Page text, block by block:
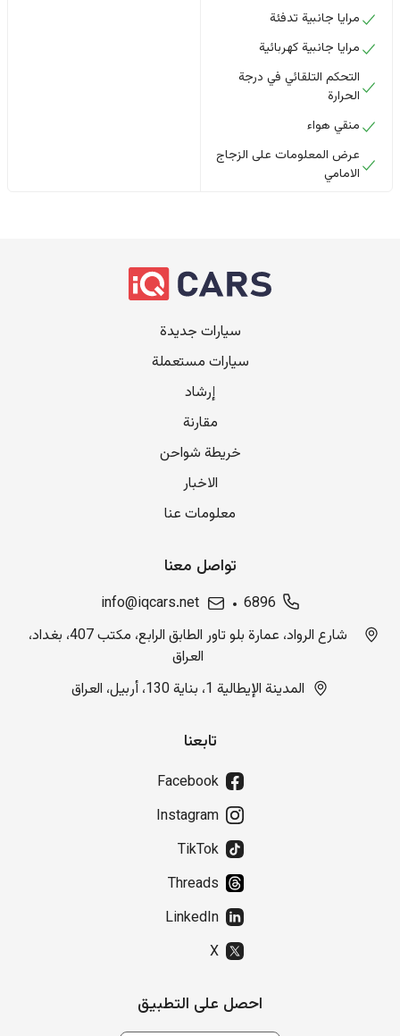
مرايا جانبية تدفئة
مرايا جانبية كهربائية
التحكم التلقائي في درجة
الحرارة
منقي هواء
عرض المعلومات على الزجاج
الامامي
سيارات جديدة
سيارات مستعملة
إرشاد
مقارنة
خريطة شواحن
الاخبار
معلومات عنا
تواصل معنا
6896
info@iqcars.net
شارع الرواد، عمارة بلو تاور الطابق الرابع، مكتب 407، بغداد،
العراق
المدينة الإيطالية 1، بناية 130، أربيل، العراق
تابعنا
Facebook
Instagram
TikTok
Threads
LinkedIn
X
احصل على التطبيق